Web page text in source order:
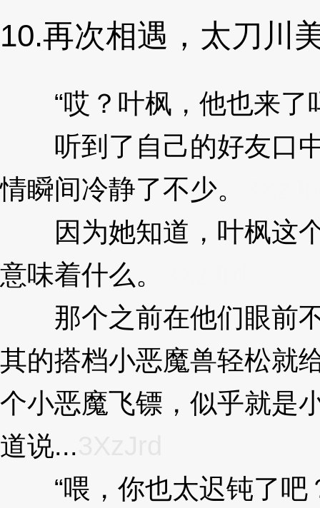
10.再次相遇，太刀川
“哎？叶枫，他也来了
听到了自己的好友口中
情瞬间冷静了不少。
因为她知道，叶枫这个
意味着什么。
那个之前在他们眼前不
其的搭档小恶魔兽轻松就
个小恶魔飞镖，似乎就是
道说...
“喂，你也太迟钝了吧